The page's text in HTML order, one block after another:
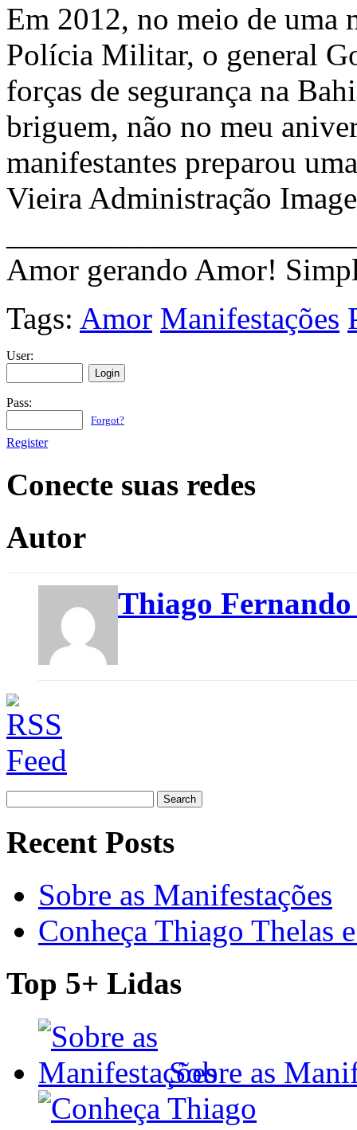
Em 2012, no meio de uma
Polícia Militar, o general
forças de segurança na
briguem, não no meu
manifestantes preparou
Vieira Administração
Amor gerando Amor!
Tags: Amor Manifestações
User:
Pass:
Forgot?
Register
Conecte suas redes
Autor
Thiago
for:
Recent Posts
Sobre as Manifestações
Conheça Thiago Thelas
Top 5+ Lidas
Sobre as